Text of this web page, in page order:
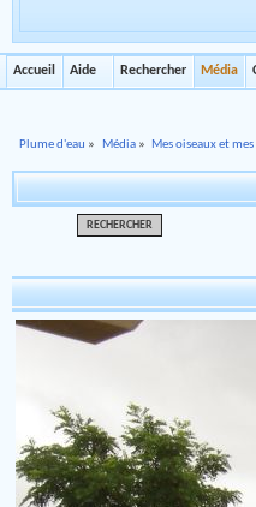
Accueil Aide Rechercher Média
Plume d'eau » Média» Mes oiseaux et
RECHERCHER